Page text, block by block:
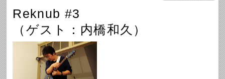
Reknub #3
（ゲスト：内橋和久）